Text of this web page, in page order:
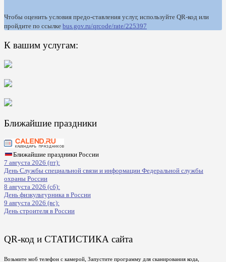
Чтобы оценить условия предо-ставления услуг, используйте QR-код или
пройдите по ссылке bus.gov.ru/qrcode/rate/225397
К вашим услугам:
Ближайшие праздники
Ближайшие праздники России
7 августа 2026 (пт):
День Службы специальной связи и информации Федеральной службы
охраны России
8 августа 2026 (сб):
День физкультурника в России
9 августа 2026 (вс):
День строителя в России
QR-код и СТАТИСТИКА сайта
Возьмите моб телефон с камерой, Запустите программу для сканирования кода,